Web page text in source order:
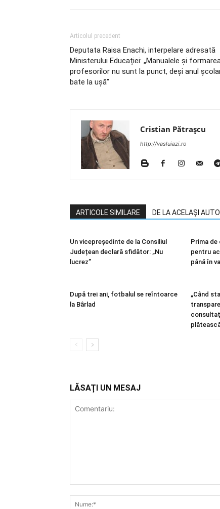
Articolul precedent
Deputata Raisa Enachi, interpelare adresată
Ministerului Educației: „Manualele și
profesorilor nu sunt la punct, deși anul
bate la ușă”
Cristian Pătrașcu
http://vasluiazi.ro
ARTICOLE SIMILARE DE LA ACELAȘI
Un vicepreședinte de la Consiliul
Județean declară sfidător: „Nu
lucrez”
Prima
pentru
până în
După trei ani, fotbalul se reîntoarce
la Bârlad
„Când
LĂSAȚI UN MESAJ